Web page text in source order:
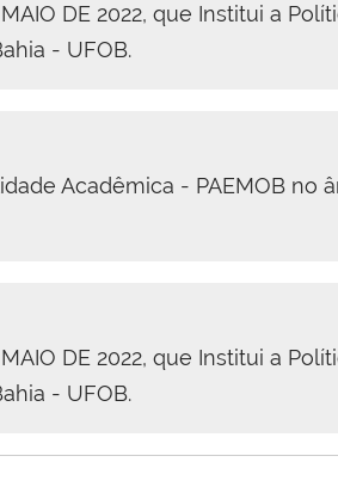
DE 2022, que Institui a
- UFOB.
Acadêmica - PAEMOB no
DE 2022, que Institui a
- UFOB.